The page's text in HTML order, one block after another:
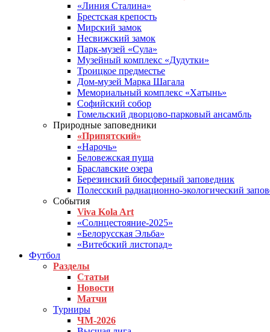
«Линия Сталина»
Брестская крепость
Мирский замок
Несвижский замок
Парк-музей «Сула»
Музейный комплекс «Дудутки»
Троицкое предместье
Дом-музей Марка Шагала
Мемориальный комплекс «Хатынь»
Софийский собор
Гомельский дворцово-парковый ансамбль
Природные заповедники
«Припятский»
«Нарочь»
Беловежская пуща
Браславские озера
Березинский биосферный заповедник
Полесский радиационно-экологический
События
Viva Kola Art
«Солнцестояние-2025»
«Белорусская Эльба»
«Витебский листопад»
Футбол
Разделы
Статьи
Новости
Матчи
Турниры
ЧМ-2026